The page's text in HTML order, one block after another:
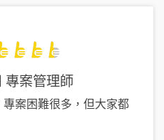
專案管理師
案困難很多，但大家都